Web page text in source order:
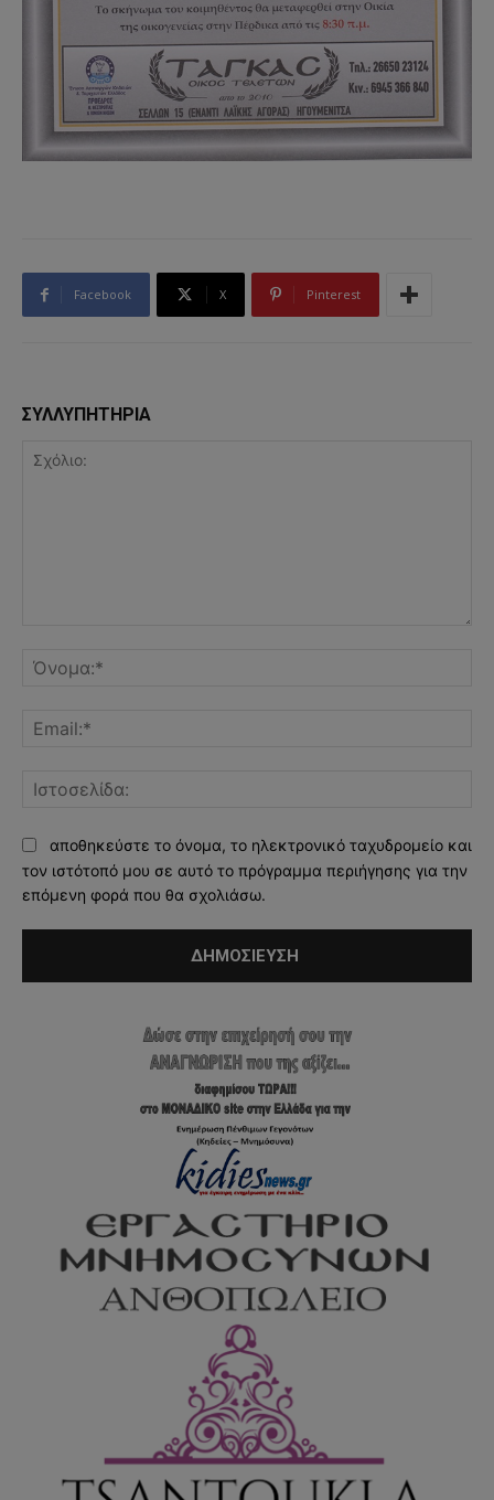
Facebook X Pinterest
ΣΥΛΛΥΠΗΤΗΡΙΑ
αποθηκεύστε το όνομα, το ηλεκτρονικό ταχυδρομείο και
τον ιστότοπό μου σε αυτό το πρόγραμμα περιήγησης για την
επόμενη φορά που θα σχολιάσω.